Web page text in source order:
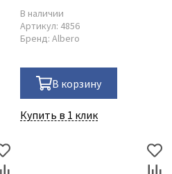
В наличии
Артикул: 4856
Бренд: Albero
В корзину
Купить в 1 клик